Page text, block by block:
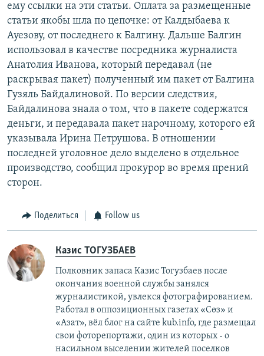
ему ссылки на эти статьи. Оплата за размещенные
статьи якобы шла по цепочке: от Калдыбаева к
Ауезову, от последнего к Балгину. Дальше Балгин
использовал в качестве посредника журналиста
Анатолия Иванова, который передавал (не
раскрывая пакет) полученный им пакет от Балгина
Гузяль Байдалиновой. По версии следствия,
Байдалинова знала о том, что в пакете содержатся
деньги, и передавала пакет нарочному, которого ей
указывала Ирина Петрушова. В отношении
последней уголовное дело выделено в отдельное
производство, сообщил прокурор во время прений
сторон.
Поделиться Follow us
Казис ТОГУЗБАЕВ
Полковник запаса Казис Тогузбаев после
окончания военной службы занялся
журналистикой, увлекся фотографированием.
Работал в оппозиционных газетах «Сөз» и
«Азат», вёл блог на сайте kub.info, где размещал
свои фоторепортажи, один из которых - о
насильном выселении жителей поселков